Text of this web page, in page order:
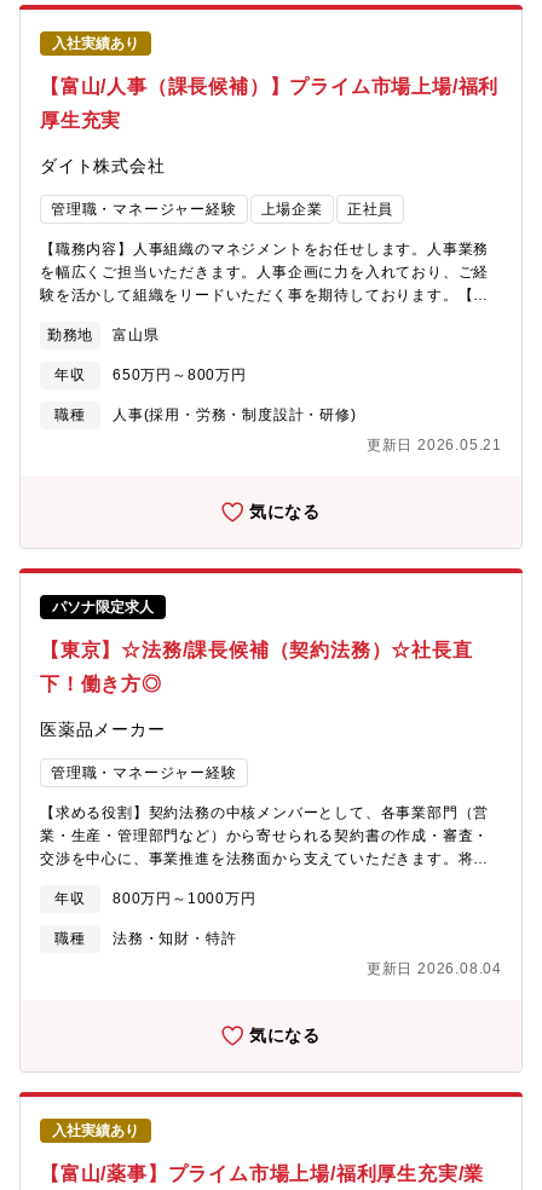
進捗管理と、広告宣伝／販促部門と連携したプロモーション設
計・調整■商品別の売上予測・実績モニタリング、商品PL管理、
マーケティングKPIの設計・トラッキング■生産事業本部・信頼性
保証本部・外部サプライヤ等と協働し、工業化までのプロジェク
ト推進（PDCA運用、レビュー＆ラーニング） 【本ポジションの
魅力】・市場分析からブランド戦略、新商品企画、発売後の改善
きます。・研究開発・製造・販売までを自社で担う製販一体の環
境のため、企画した商品が市場に届けられるまで主体的に関与で
きます。・ドラッグストアや配置薬など多様な販売チャネルを持
環境です。・商品PL管理やマーケティングKPIの運用を通じて、
ブランドの成長や事業成果に直結する経験を積むことができま
す。・関連部門や外部パートナーと連携しながらプロジェクトを
推進するため、マーケティングだけでなく事業推進力やプロジェ
像】・事実（データ）と仮説思考を往復し、企画を磨ける方・消
ード感を持ちつつ、品質・規制・実現性の観点も踏まえて意思決
定できる方・部門横断でのコミュニケーションに強みがある方
残業代は対象外となります■賞与：年2回（7月／12月） 【働き
置薬事業を基盤に、医薬品の研究開発・製造・販売までを一貫し
グストア事業、配置薬販売事業、医薬品製造事業、研究開発事
業、医療用医薬品販売事業を展開し、人々の健康を支える幅広い
サービスを提供しています。長年にわたり地域に密着した事業を
展開し、全国規模のネットワークを活かして安定した事業基盤を
構築。研究から製造、販売までを自社で担う体制を強みに、新た
な分野への挑戦を続けながら、健康と医療の発展に貢献していま
す。会社情報・事業内容の詳細は、富士薬品公式サイトをご覧く
ださい。〈会社概要〉https://www.fujiyakuhin.co.jp/about/〈事
業詳細〉https://www.fujiyakuhin.co.jp/business/〈経営理念〉
https://www.fujiyakuhin.co.jp/about/
入社実績あり
【富山/人事（課長候補）】プライム市場上場/福利
厚生充実
ダイト株式会社
管理職・マネージャー経験 上場企業 正社員
【職務内容】人事組織のマネジメントをお任せします。人事業務
を幅広くご担当いただきます。人事企画に力を入れており、ご経
験を活かして組織をリードいただく事を期待しております。【具
与計算・年末調整などの労務管理■人事評価制度の運用・改善■人
材育成計画・研修プログラムの企画■福利厚生制度の管理・改善■
職場環境改善施策の推進（働き方改革、メンタルヘルス対応）
勤務地 富山県
年収 650万円～800万円
職種
人事(採用・労務・制度設計・研修)
更新日 2026.05.21
気になる
パソナ限定求人
【東京】☆法務/課長候補（契約法務）☆社長直
下！働き方◎
医薬品メーカー
管理職・マネージャー経験
【求める役割】契約法務の中核メンバーとして、各事業部門（営
業・生産・管理部門など）から寄せられる契約書の作成・審査・
交渉を中心に、事業推進を法務面から支えていただきます。将来
ライアンス推進など、企業法務全般へ活躍の幅を広げていただく
ことを期待しています。 【業務内容】・各種契約書の作成・審
査・管理、及び契約締結の交渉・経営戦略の法的支援(M ＆A案件
や業務提携等のプロジェクトを含む)・訴訟、係争事件の対応・社
社内規定の改訂）・各部門や子会社・関連会社からの法律相談対
制で、配属予定の法務契約チームは課長兼部長を含む4名で構成さ
MRから法務部門へ異動し、契約法務を担当しています。現在、知
ら業務を推進しています。課長としてご入社いただく場合は、部
年収 800万円～1000万円
職種
法務・知財・特許
更新日 2026.08.04
気になる
入社実績あり
【富山/薬事】プライム市場上場/福利厚生充実/業